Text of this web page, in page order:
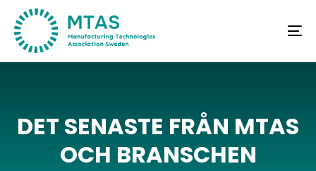
Skip
links
Skip
primary
content
DET SENASTE FRÅN MTAS
OCH BRANSCHEN